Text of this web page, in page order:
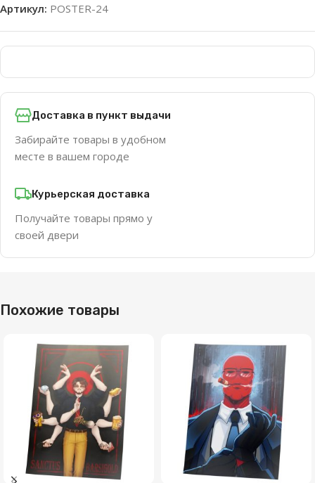
Артикул: POSTER-24
Доставка в пункт выдачи
Забирайте товары в удобном
месте в вашем городе
Курьерская доставка
Получайте товары прямо у
своей двери
Похожие товары